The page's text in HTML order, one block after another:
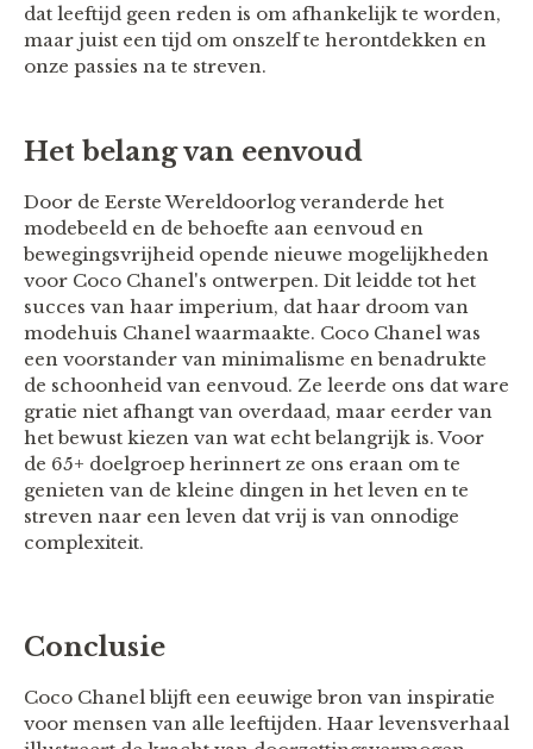
dat leeftijd geen reden is om afhankelijk te worden,
maar juist een tijd om onszelf te herontdekken en
onze passies na te streven.
Het belang van eenvoud
Door de Eerste Wereldoorlog veranderde het
modebeeld en de behoefte aan eenvoud en
bewegingsvrijheid opende nieuwe mogelijkheden
voor Coco Chanel's ontwerpen. Dit leidde tot het
succes van haar imperium, dat haar droom van
modehuis Chanel waarmaakte. Coco Chanel was
een voorstander van minimalisme en benadrukte
de schoonheid van eenvoud. Ze leerde ons dat ware
gratie niet afhangt van overdaad, maar eerder van
het bewust kiezen van wat echt belangrijk is. Voor
de 65+ doelgroep herinnert ze ons eraan om te
genieten van de kleine dingen in het leven en te
streven naar een leven dat vrij is van onnodige
complexiteit.
Conclusie
Coco Chanel blijft een eeuwige bron van inspiratie
voor mensen van alle leeftijden. Haar levensverhaal